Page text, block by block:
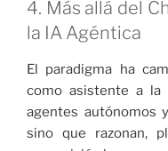
4. Más allá del
la IA Agéntica
El paradigma ha
como asistente a la
agentes autónomos
sino que razonan,